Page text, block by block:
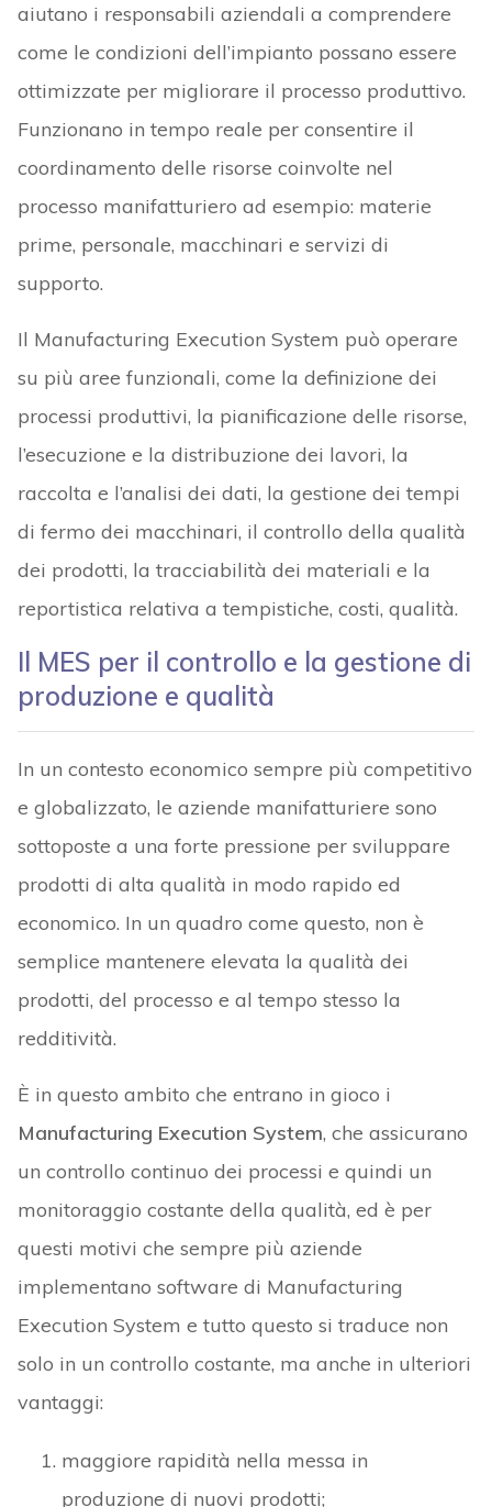
aiutano i responsabili aziendali a comprendere
come le condizioni dell’impianto possano essere
ottimizzate per migliorare il processo produttivo.
Funzionano in tempo reale per consentire il
coordinamento delle risorse coinvolte nel
processo manifatturiero ad esempio: materie
prime, personale, macchinari e servizi di
supporto.
Il Manufacturing Execution System può operare
su più aree funzionali, come la definizione dei
processi produttivi, la pianificazione delle risorse,
l’esecuzione e la distribuzione dei lavori, la
raccolta e l’analisi dei dati, la gestione dei tempi
di fermo dei macchinari, il controllo della qualità
dei prodotti, la tracciabilità dei materiali e la
reportistica relativa a tempistiche, costi, qualità.
Il MES per il controllo e la gestione di
produzione e qualità
In un contesto economico sempre più competitivo
e globalizzato, le aziende manifatturiere sono
sottoposte a una forte pressione per sviluppare
prodotti di alta qualità in modo rapido ed
economico. In un quadro come questo, non è
semplice mantenere elevata la qualità dei
prodotti, del processo e al tempo stesso la
redditività.
È in questo ambito che entrano in gioco i
Manufacturing Execution System, che assicurano
un controllo continuo dei processi e quindi un
monitoraggio costante della qualità, ed è per
questi motivi che sempre più aziende
implementano software di Manufacturing
Execution System e tutto questo si traduce non
solo in un controllo costante, ma anche in ulteriori
vantaggi:
maggiore rapidità nella messa in
produzione di nuovi prodotti;